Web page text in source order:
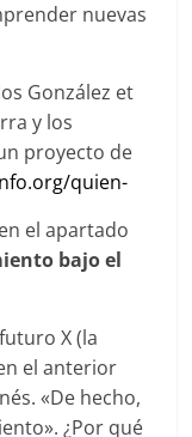
nuevas
González et
y los
proyecto de
quien-
el apartado
bajo el
X (la
el anterior
«De hecho,
¿Por qué